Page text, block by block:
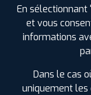
En sélectionnant
et vous
informations
Dans le cas
uniquement les